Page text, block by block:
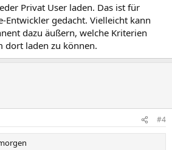
Privat User laden. Das ist für
Entwickler gedacht. Vielleicht kann
dazu äußern, welche Kriterien
dort laden zu können.
#4